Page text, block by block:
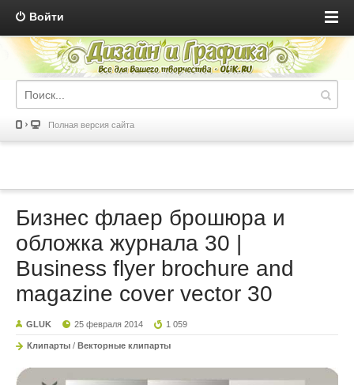
Войти
Полная версия сайта
Бизнес флаер брошюра и
обложка журнала 30 |
Business flyer brochure and
magazine cover vector 30
GLUK 25 февраля 2014 1 059
Клипарты / Векторные клипарты